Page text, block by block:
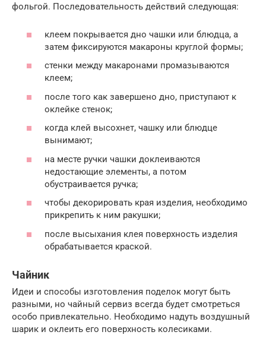
фольгой. Последовательность действий следующая:
клеем покрывается дно чашки или блюдца, а
затем фиксируются макароны круглой формы;
стенки между макаронами промазываются
клеем;
после того как завершено дно, приступают к
оклейке стенок;
когда клей высохнет, чашку или блюдце
вынимают;
на месте ручки чашки доклеиваются
недостающие элементы, а потом
обустраивается ручка;
чтобы декорировать края изделия, необходимо
прикрепить к ним ракушки;
после высыхания клея поверхность изделия
обрабатывается краской.
Чайник
Идеи и способы изготовления поделок могут быть
разными, но чайный сервиз всегда будет смотреться
особо привлекательно. Необходимо надуть воздушный
шарик и оклеить его поверхность колесиками.